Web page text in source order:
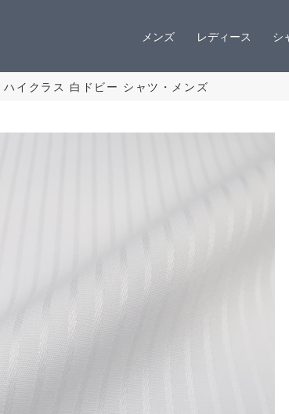
メンズ レディース シ
ハイクラス 白ドビー シャツ・メンズ